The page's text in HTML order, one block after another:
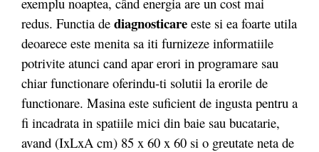
redus. Functia de diagnosticare este si ea foarte utila
deoarece este menita sa iti furnizeze informatiile
potrivite atunci cand apar erori in programare sau
chiar functionare oferindu-ti solutii la erorile de
functionare. Masina este suficient de ingusta pentru a
fi incadrata in spatiile mici din baie sau bucatarie,
avand (IxLxA cm) 85 x 60 x 60 si o greutate neta de